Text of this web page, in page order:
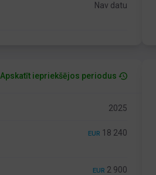
Nav datu
Apskatīt iepriekšējos periodus
2025
EUR 18 240
EUR 2 900